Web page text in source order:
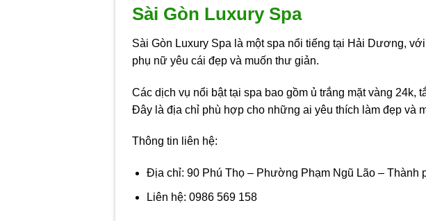
Sài Gòn Luxury Spa
Sài Gòn Luxury Spa là một spa nổi tiếng tại Hải Dương,
phụ nữ yêu cái đẹp và muốn thư giản.
Các dịch vụ nổi bật tại spa bao gồm ủ trắng mặt vàng 24k,
Đây là địa chỉ phù hợp cho những ai yêu thích làm đẹp và
Thông tin liên hệ:
Địa chỉ: 90 Phú Thọ – Phường Phạm Ngũ Lão – Thành
Liên hệ: 0986 569 158